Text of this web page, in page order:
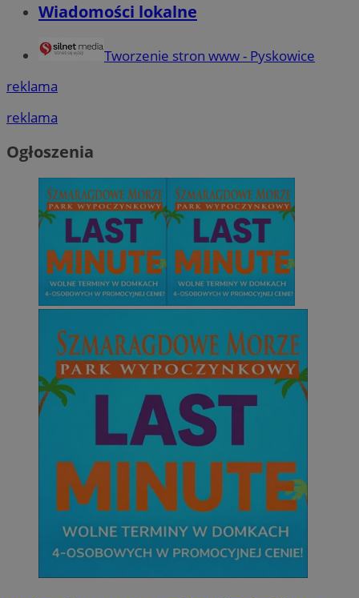
Wiadomości lokalne
Tworzenie stron www - Pyskowice
reklama
reklama
Ogłoszenia